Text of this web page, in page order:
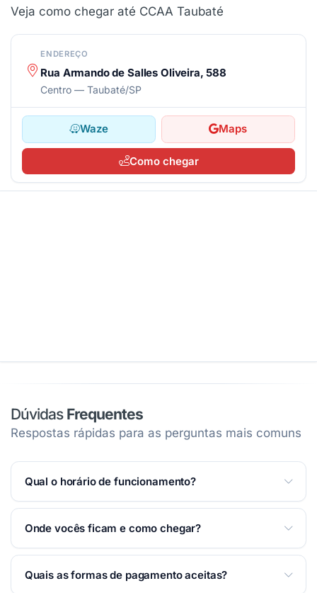
Veja como chegar até CCAA Taubaté
ENDEREÇO
Rua Armando de Salles Oliveira, 588
Centro — Taubaté/SP
Waze Maps
Como chegar
Dúvidas Frequentes
Respostas rápidas para as perguntas mais comuns
Qual o horário de funcionamento?
Atendemos Segunda a Quinta das 08:00 às 21:00;
Ver horários completos na página.
Onde vocês ficam e como chegar?
Estamos na Rua Armando de Salles Oliveira, 588 —
Quais as formas de pagamento aceitas?